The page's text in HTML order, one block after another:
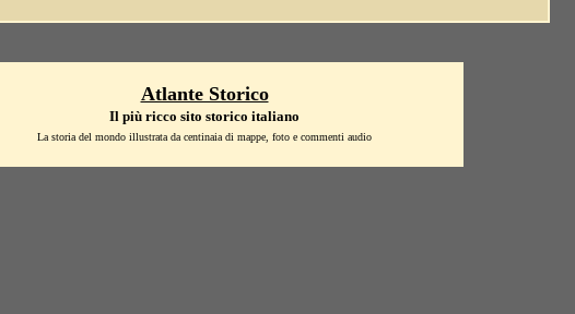
Atlante Storico
Il più ricco sito storico italiano
La storia del mondo illustrata da centinaia di mappe, foto e commenti audio